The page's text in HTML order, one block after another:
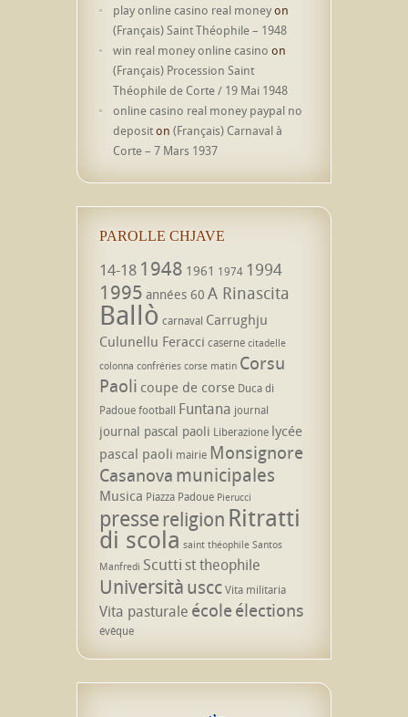
play online casino real moneyon
(Français) Saint Théophile – 1948
win real money online casino on
(Français) Procession Saint
Théophile de Corte / 19 Mai 1948
online casino real money paypal no
depositon (Français) Carnaval à
Corte – 7 Mars 1937
PAROLLE CHJAVE
14-18 1948 1961 1974 1994
1995 années 60 A Rinascita
Ballò carnaval Carrughju
Culunellu Feracci caserne citadelle
colonna confréries corse matin Corsu
Paoli coupe de corse Duca di
Padouefootball Funtana journal
journal pascal paoli Liberazione lycée
pascal paoli mairie Monsignore
Casanova municipales
Musica Piazza Padoue Pierucci
pressereligion Ritratti
di scola saint théophile Santos
Manfredi Scuttist theophile
UniversitàusccVita militaria
Vita pasturale écoleélections
évêque